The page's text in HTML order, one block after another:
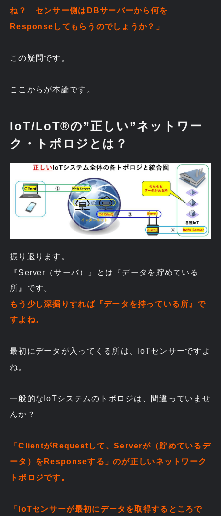
ね？ センサー側はDBサーバーから何を
Responseしてもらうのでしょうか？」
この疑問です。
ここからが本論です。
IoT/LoT®の”正しい”ネットワー
ク・トポロジとは？
振り返ります。
『Server（サーバ）』とは『データを貯めている
所』です。
もう少し深掘りすれば『データを持っている所』で
すよね。
最初にデータが入ってくる所は、IoTセンサーですよ
ね。
一般的なIoTシステムのトポロジは、間違っていませ
んか？
「ClientがRequestして、Serverが（貯めているデ
ータ）をResponseする」のが正しいネットワーク
トポロジです。
「IoTセンサーが最初にデータを取得するところで